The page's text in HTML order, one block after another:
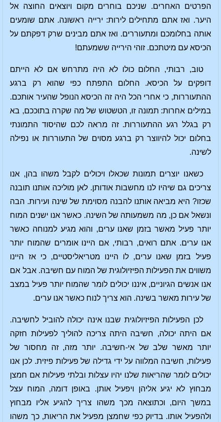
הפרטים האחרים. שניכם בוחרים מקום ויוצאים החוצה אל
היער. ואז אתם מתחילים לירות: ירייה ראשונה. אתם שומעים
אותה בחלומכם ומתעוררים. ואז אתם מבינים שרק דפקתם על
הכיסא עם מיטתכם. זוהי הירייה ששמעתם!
טוב, רבותי, החלום כולו לא היה מתרחש אם לא הייתם
דופקים על הכיסא. החלום התפתח כפי שהוא רק ברגע
ההתעוררות, כי אחרי הכל היה זה הכיסא הנופל שהעיר אותכם.
במילים אחרות: תמונה זו, הטשטוש של מה שקרה בתוככם, בא
רק בגלל רגע ההתעוררות. זה מראה לכם שהיסוד התמונתי
בחלום יכול להיווצר רק ברגע מסוים של התעוררות או נפילה
לשינה.
כשאנו יוצרים תמונות שכאלו ויכולים לקבל משהו בהן, אנו
צריכים גם שיהיו לנו מחשבות אודותן. לאן מוליכה אותנו תובנה
שכזו? היא מביאה אותנו להבנה מסוימת של שינה ועירות. הבה
ונשאל אם כן, מה משמעותה של השינה. כאשר אנו ישנים המוח
יותר פעיל מאשר בזמן שאנו ערים, והוא מגיע למנוחה כאשר
אנו ערים. אתם רואים, רבותי, אם היינו אומרים שהמוח יותר
פעיל בזמן שאנו ערים, לו היינו מטריאליסטיים, כי אז היינו
משווים את הפעילות הפיזיולוגית של המוח עם חשיבה. אבל אם
אנו אנשים הגיוניים, איננו יכולים לומר שהמוח יותר פעיל במצב
של עירות מאשר בשינה. הוא צריך לנוח כאשר אנו ערים.
לכן הפעילות הפיזיולוגית שבנו אינה יכולה להוביל לחשיבה.
אם היתה יכולה, חשיבה היתה צריכה להוליך לפעילות חזקה
יותר מאשר שלב של אי-חשיבה. יותר מזה, זה מחסור של
פעילות, חשיבה המלווה על ידי גדילה של פעילות פיזית. לכן אנו
יכולים לומר שהריאות שלנו יהיו עצלות ובלתי פעילות אם חמצן
מבחוץ לא יגיע אליהן ויפעיל אותן. באופן דומה, המוח עצל
במשך היום, וכתוצאה מכך משהו צריך להגיע אליו מבחוץ
ולהפעיל אותו. בדיוק כפי שחמצן מפעיל את הריאות, כך משהו